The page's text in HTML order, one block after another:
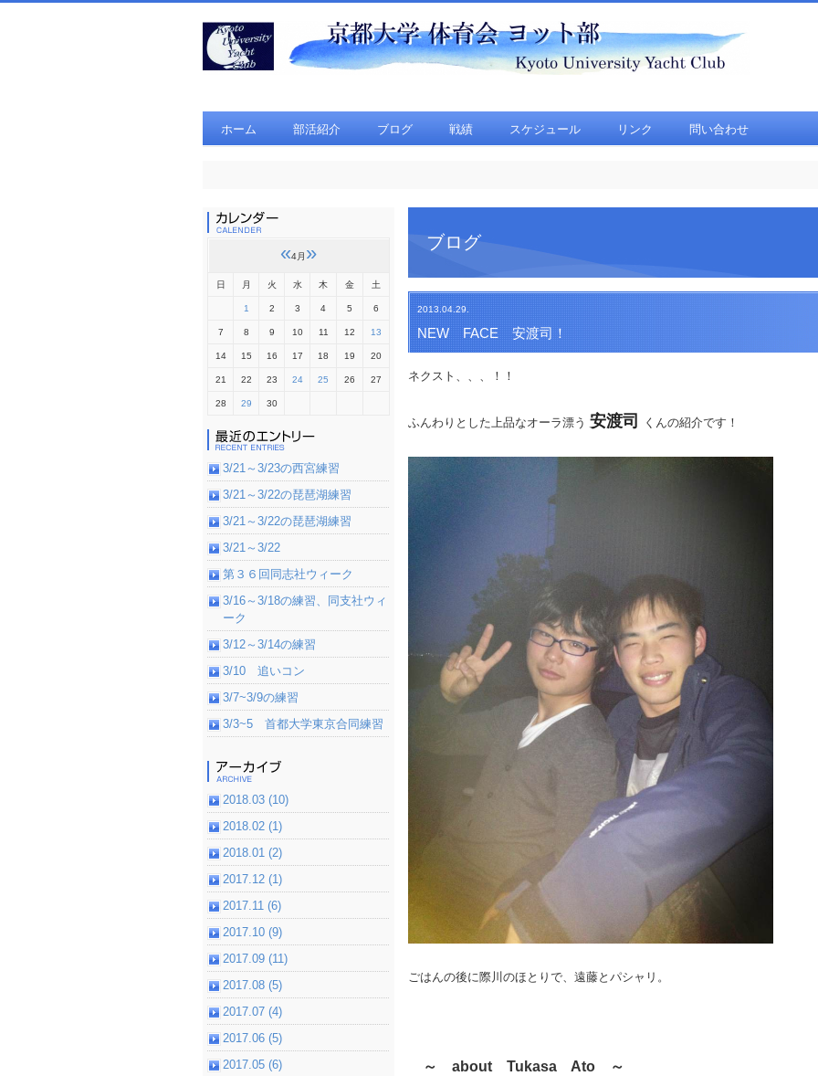
ホーム 部活紹介 ブログ 戦績 スケジュール リンク 問い合わせ
ブログ
2013.04.29.
NEW FACE 安渡司！
ネクスト、、、！！
ふんわりとした上品なオーラ漂う 安渡司 くんの紹介です！
ごはんの後に際川のほとりで、遠藤とパシャリ。
～ about Tukasa Ato ～
«4月 »
日 月 火 水 木 金 土
1 2 3 4 5 6
7 8 9 10 11 12 13
14 15 16 17 18 19 20
21 22 23 24 25 26 27
28 29 30
3/21～3/23の西宮練習
3/21～3/22の琵琶湖練習
3/21～3/22の琵琶湖練習
3/21～3/22
第３６回同志社ウィーク
3/16～3/18の練習、同支社ウィ
ーク
3/12～3/14の練習
3/10 追いコン
3/7~3/9の練習
3/3~5 首都大学東京合同練習
2018.03 (10)
2018.02 (1)
2018.01 (2)
2017.12 (1)
2017.11 (6)
2017.10 (9)
2017.09 (11)
2017.08 (5)
2017.07 (4)
2017.06 (5)
2017.05 (6)